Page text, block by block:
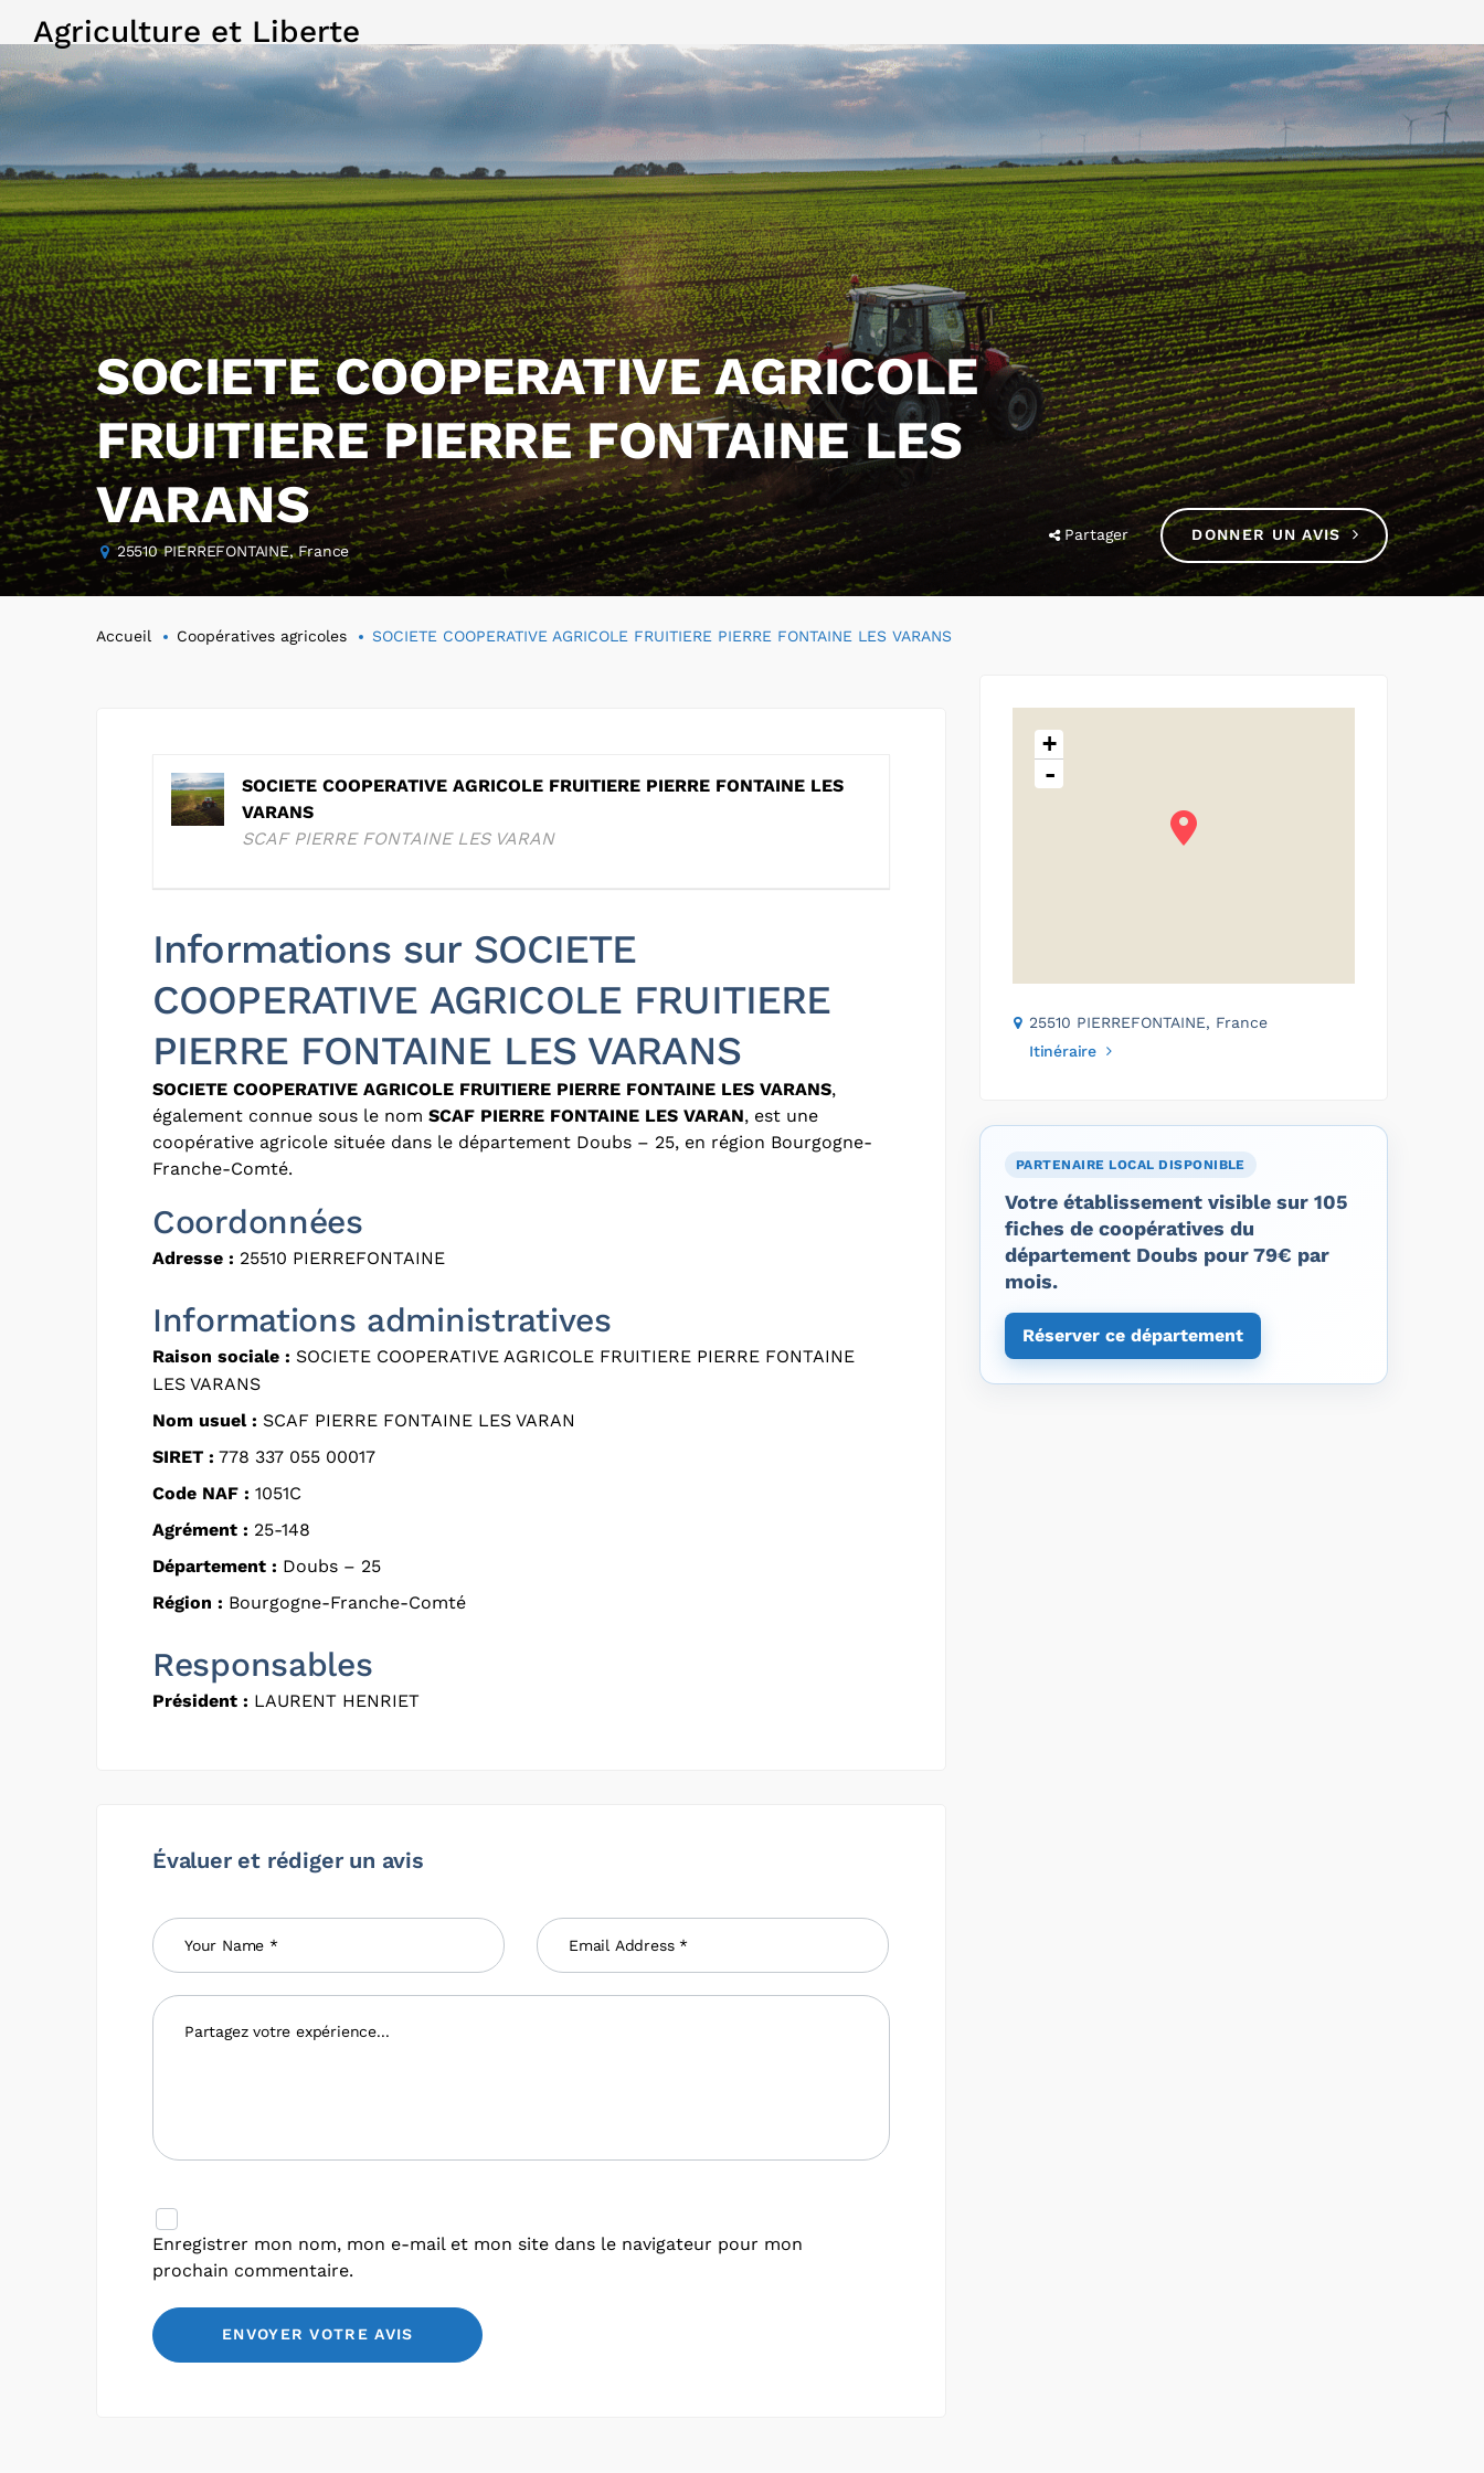
Agriculture et Liberte
SOCIETE COOPERATIVE AGRICOLE
FRUITIERE PIERRE FONTAINE LES
VARANS
25510 PIERREFONTAINE, France
Partager DONNER UN AVIS
Accueil Coopératives agricoles SOCIETE COOPERATIVE AGRICOLE FRUITIERE PIERRE FONTAINE LES VARANS
SOCIETE COOPERATIVE AGRICOLE FRUITIERE PIERRE FONTAINE LES
VARANS
SCAF PIERRE FONTAINE LES VARAN
Informations sur SOCIETE
COOPERATIVE AGRICOLE FRUITIERE
PIERRE FONTAINE LES VARANS
SOCIETE COOPERATIVE AGRICOLE FRUITIERE PIERRE FONTAINE LES VARANS,
également connue sous le nom SCAF PIERRE FONTAINE LES VARAN, est une
coopérative agricole située dans le département Doubs – 25, en région Bourgogne-
Franche-Comté.
Coordonnées
Adresse : 25510 PIERREFONTAINE
Informations administratives
Raison sociale : SOCIETE COOPERATIVE AGRICOLE FRUITIERE PIERRE FONTAINE
LES VARANS
Nom usuel : SCAF PIERRE FONTAINE LES VARAN
SIRET : 778 337 055 00017
Code NAF : 1051C
Agrément : 25-148
Département : Doubs – 25
Région : Bourgogne-Franche-Comté
Responsables
Président : LAURENT HENRIET
Évaluer et rédiger un avis
Enregistrer mon nom, mon e-mail et mon site dans le navigateur pour mon
prochain commentaire.
+
-
25510 PIERREFONTAINE, France
Itinéraire
PARTENAIRE LOCAL DISPONIBLE
Votre établissement visible sur 105
fiches de coopératives du
département Doubs pour 79€ par
mois.
Réserver ce département